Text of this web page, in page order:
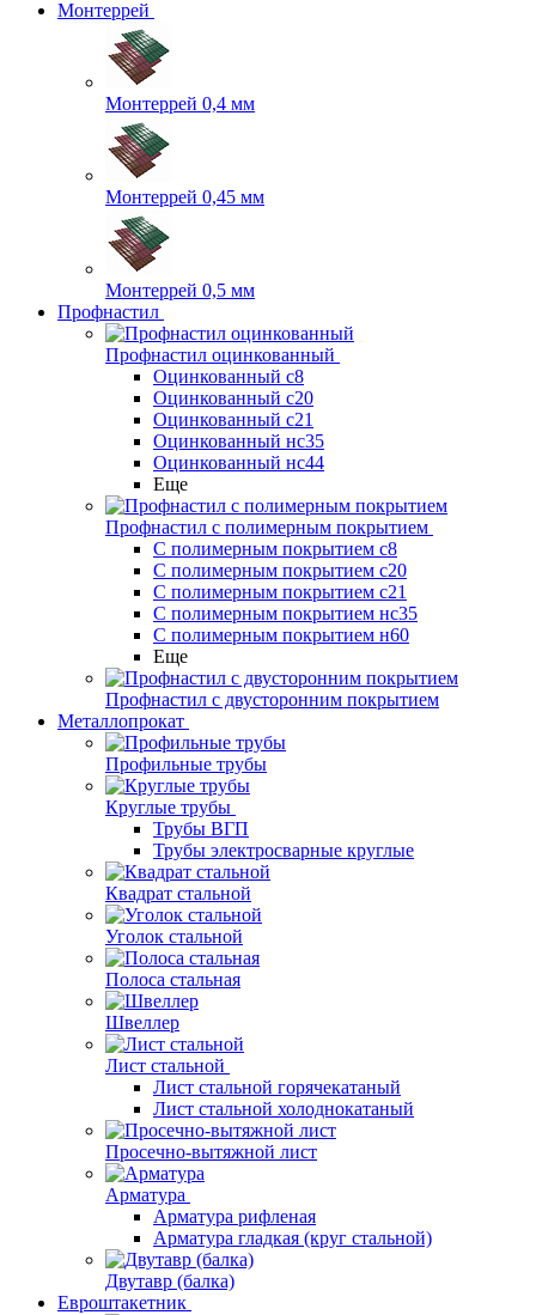
Монтеррей
Монтеррей 0,4 мм
Монтеррей 0,45 мм
Монтеррей 0,5 мм
Профнастил
Профнастил оцинкованный
Оцинкованный с8
Оцинкованный с20
Оцинкованный с21
Оцинкованный нс35
Оцинкованный нс44
Еще
Профнастил с полимерным покрытием
С полимерным покрытием с8
С полимерным покрытием с20
С полимерным покрытием с21
С полимерным покрытием нс35
С полимерным покрытием н60
Еще
Профнастил с двусторонним покрытием
Металлопрокат
Профильные трубы
Круглые трубы
Трубы ВГП
Трубы электросварные круглые
Квадрат стальной
Уголок стальной
Полоса стальная
Швеллер
Лист стальной
Лист стальной горячекатаный
Лист стальной холоднокатаный
Просечно-вытяжной лист
Арматура
Арматура рифленая
Арматура гладкая (круг стальной)
Двутавр (балка)
Евроштакетник